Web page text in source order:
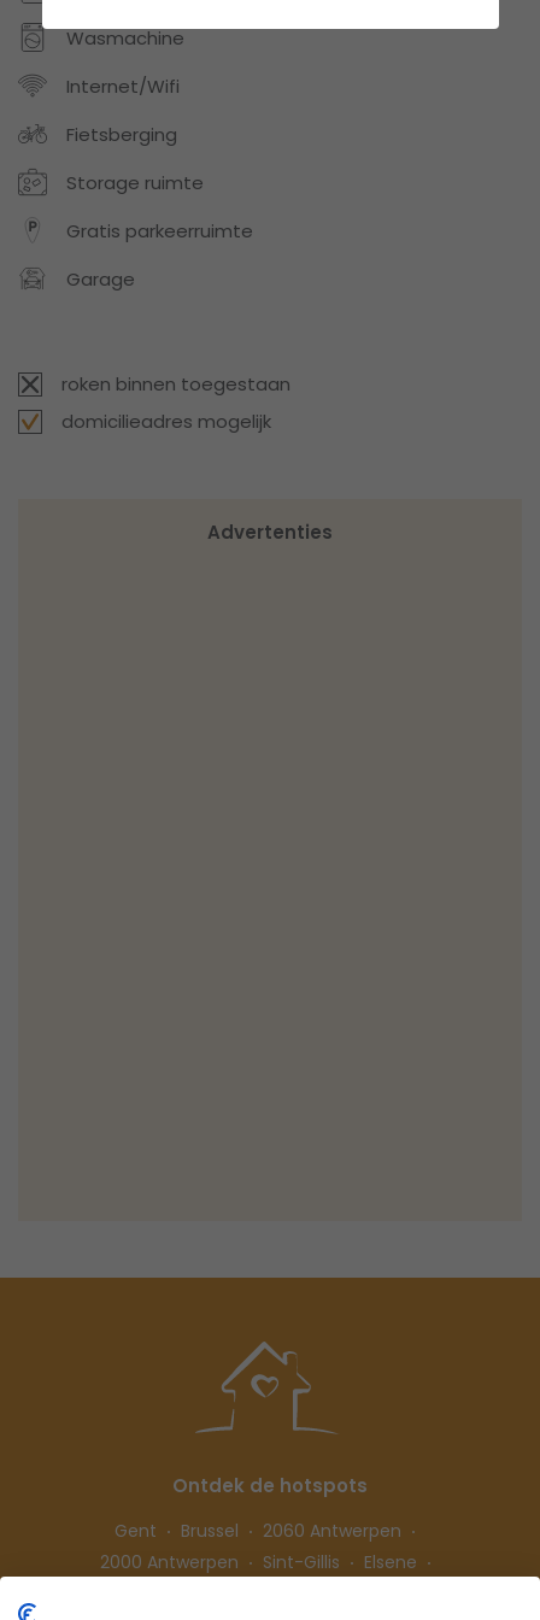
Wasmachine
Internet/Wifi
Fietsberging
Storage ruimte
Gratis parkeerruimte
Garage
roken binnen toegestaan
domicilieadres mogelijk
Advertenties
Ontdek de hotspots
Gent Brussel
2060 Antwerpen
2000 Antwerpen
Sint-Gillis
Elsene